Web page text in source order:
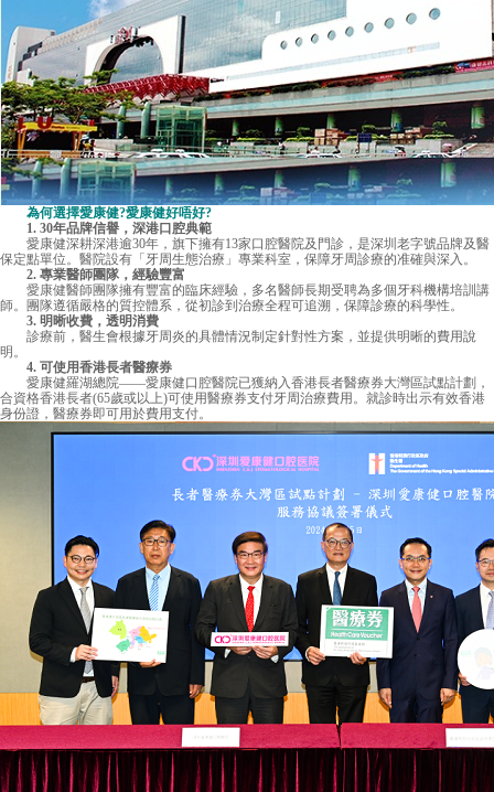
為何選擇愛康健?愛康健好唔好?
1. 30年品牌信譽，深港口腔典範
愛康健深耕深港逾30年，旗下擁有13家口腔醫院及門診，是深圳老字號品牌及醫
保定點單位。醫院設有「牙周生態治療」專業科室，保障牙周診療的准確與深入。
2. 專業醫師團隊，經驗豐富
愛康健醫師團隊擁有豐富的臨床經驗，多名醫師長期受聘為多個牙科機構培訓講
師。團隊遵循嚴格的質控體系，從初診到治療全程可追溯，保障診療的科學性。
3. 明晰收費，透明消費
診療前，醫生會根據牙周炎的具體情況制定針對性方案，並提供明晰的費用說
明。
4. 可使用香港長者醫療券
愛康健羅湖總院——愛康健口腔醫院已獲納入香港長者醫療券大灣區試點計劃，
合資格香港長者(65歲或以上)可使用醫療券支付牙周治療費用。就診時出示有效香港
身份證，醫療券即可用於費用支付。